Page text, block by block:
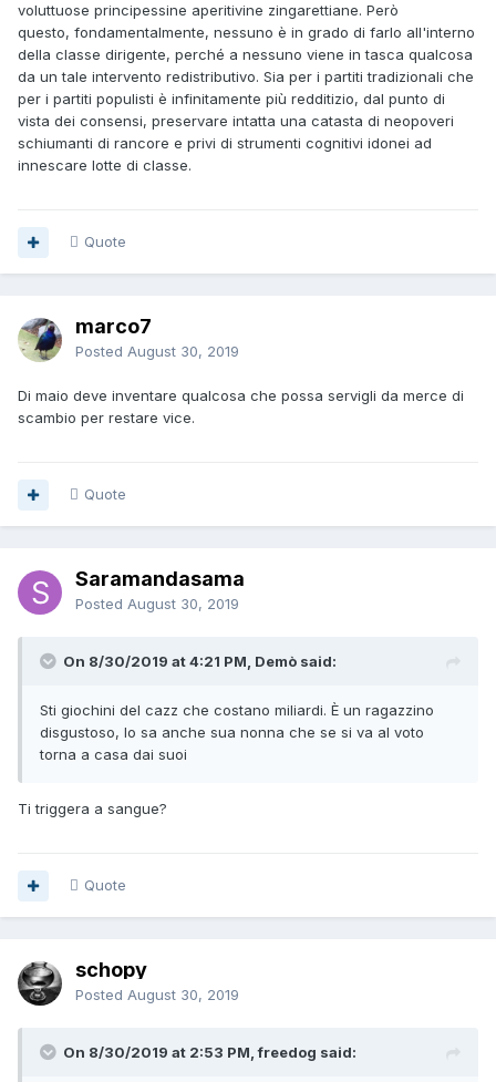
voluttuose principessine aperitivine zingarettiane. Però
questo, fondamentalmente, nessuno è in grado di farlo all'interno
della classe dirigente, perché a nessuno viene in tasca qualcosa
da un tale intervento redistributivo. Sia per i partiti tradizionali che
per i partiti populisti è infinitamente più redditizio, dal punto di
vista dei consensi, preservare intatta una catasta di neopoveri
schiumanti di rancore e privi di strumenti cognitivi idonei ad
innescare lotte di classe.
Quote
marco7
Posted August 30, 2019
Di maio deve inventare qualcosa che possa servigli da merce di
scambio per restare vice.
Quote
Saramandasama
Posted August 30, 2019
On 8/30/2019 at 4:21 PM, Demò said:
Sti giochini del cazz che costano miliardi. È un ragazzino
disgustoso, lo sa anche sua nonna che se si va al voto
torna a casa dai suoi
Ti triggera a sangue?
Quote
schopy
Posted August 30, 2019
On 8/30/2019 at 2:53 PM, freedog said: